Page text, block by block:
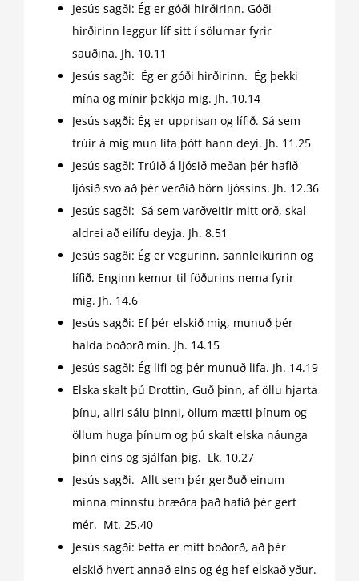
Jesús sagði: Ég er góði hirðirinn. Góði
hirðirinn leggur líf sitt í sölurnar fyrir
sauðina. Jh. 10.11
Jesús sagði: Ég er góði hirðirinn. Ég þekki
mína og mínir þekkja mig. Jh. 10.14
Jesús sagði: Ég er upprisan og lífið. Sá sem
trúir á mig mun lifa þótt hann deyi. Jh. 11.25
Jesús sagði: Trúið á ljósið meðan þér hafið
ljósið svo að þér verðið börn ljóssins. Jh. 12.36
Jesús sagði: Sá sem varðveitir mitt orð, skal
aldrei að eilífu deyja. Jh. 8.51
Jesús sagði: Ég er vegurinn, sannleikurinn og
lífið. Enginn kemur til föðurins nema fyrir
mig. Jh. 14.6
Jesús sagði: Ef þér elskið mig, munuð þér
halda boðorð mín. Jh. 14.15
Jesús sagði: Ég lifi og þér munuð lifa. Jh. 14.19
Elska skalt þú Drottin, Guð þinn, af öllu hjarta
þínu, allri sálu þinni, öllum mætti þínum og
öllum huga þínum og þú skalt elska náunga
þinn eins og sjálfan þig. Lk. 10.27
Jesús sagði. Allt sem þér gerðuð einum
minna minnstu bræðra það hafið þér gert
mér. Mt. 25.40
Jesús sagði: Þetta er mitt boðorð, að þér
elskið hvert annað eins og ég hef elskað yður.